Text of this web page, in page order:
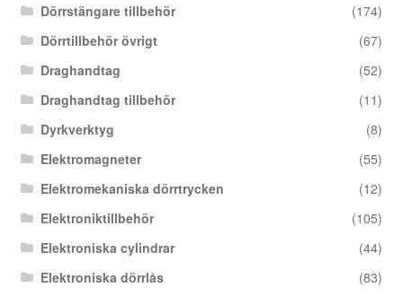
Dörrstängare tillbehör
(174)
Dörrtillbehör övrigt
(67)
Draghandtag
(52)
Draghandtag tillbehör
(11)
Dyrkverktyg
(8)
Elektromagneter
(55)
Elektromekaniska dörrtrycken
(12)
Elektroniktillbehör
(105)
Elektroniska cylindrar
(44)
Elektroniska dörrlås
(83)